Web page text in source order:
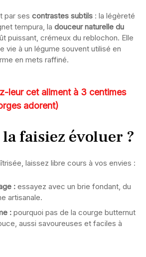
par ses contrastes subtils : la légèreté
tempura, la douceur naturelle du
puissant, crémeux du reblochon. Elle
vie à un légume souvent utilisé en
en mets raffiné.
leur cet aliment à 3 centimes
adorent)
faisiez évoluer ?
laissez libre cours à vos envies :
: essayez avec un brie fondant, du
artisanale.
: pourquoi pas de la courge butternut
aussi savoureuses et faciles à